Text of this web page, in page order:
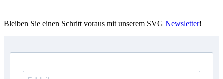
Bleiben Sie einen Schritt voraus mit unserem SVG Newsletter!